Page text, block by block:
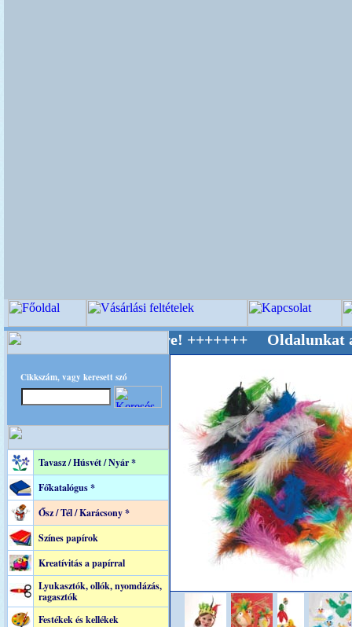
Cikkszám, vagy keresett szó
Tavasz / Húsvét / Nyár *
Főkatalógus *
Ősz / Tél / Karácsony *
Színes papírok
Kreatívitás a papírral
Lyukasztók, ollók, nyomdázás,
ragasztók
Festékek és kellékek
Világ Mestere! +++++++ Oldalunkat